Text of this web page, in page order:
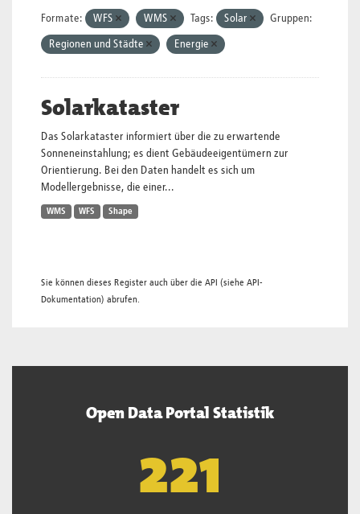
Formate: WFS WMS Tags: Solar Gruppen:
Regionen und Städte Energie
Solarkataster
Das Solarkataster informiert über die zu erwartende
Sonneneinstahlung; es dient Gebäudeeigentümern zur
Orientierung. Bei den Daten handelt es sich um
Modellergebnisse, die einer...
WMS WFS Shape
Sie können dieses Register auch über die API (siehe API-
Dokumentation) abrufen.
Open Data Portal Statistik
222